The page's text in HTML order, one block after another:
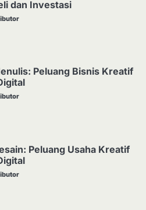
dan Investasi
Peluang Bisnis Kreatif
Peluang Usaha Kreatif